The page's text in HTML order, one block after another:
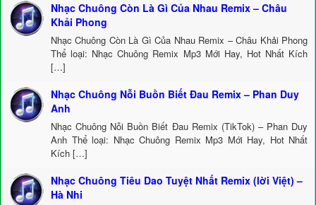
Nhạc Chuông Còn Là Gì Của Nhau Remix – Châu
Khải Phong
Nhạc Chuông Còn Là Gì Của Nhau Remix – Châu Khải Phong
Thể loại: Nhạc Chuông Remix Mp3 Mới Hay, Hot Nhất Kích
[…]
Nhạc Chuông Nỗi Buồn Biết Đau Remix – Phan Duy
Anh
Nhạc Chuông Nỗi Buồn Biết Đau Remix (TikTok) – Phan Duy
Anh Thể loại: Nhạc Chuông Remix Mp3 Mới Hay, Hot Nhất
Kích […]
Nhạc Chuông Tiêu Dao Tuyệt Nhất Remix (lời Việt) –
Hà Nhi